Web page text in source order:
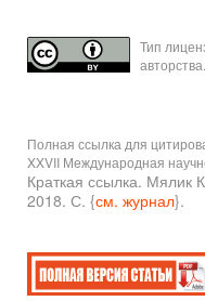
Тип
авторства.
Полная ссылка для
XXVII Международная
Краткая ссылка.
2018. С. {см. журнал}.